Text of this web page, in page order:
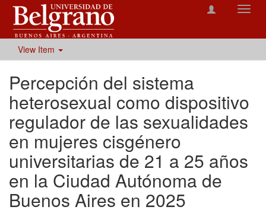
View Item
Percepción del sistema
heterosexual como dispositivo
regulador de las sexualidades
en mujeres cisgénero
universitarias de 21 a 25 años
en la Ciudad Autónoma de
Buenos Aires en 2025